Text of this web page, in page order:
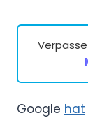
Google hat